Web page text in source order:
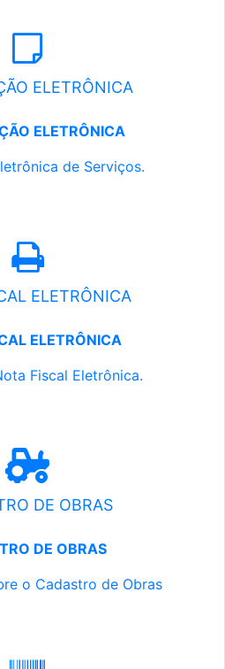
ELETRÔNICA
ELETRÔNICA
de Serviços.
ELETRÔNICA
ELETRÔNICA
Fiscal Eletrônica.
DE OBRAS
DE OBRAS
o Cadastro de Obras